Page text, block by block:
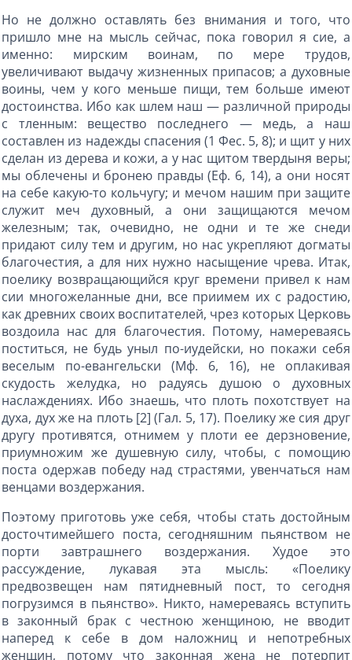
Но не должно оставлять без внимания и того, что
пришло мне на мысль сейчас, пока говорил я сие, а
именно: мирским воинам, по мере трудов,
увеличивают выдачу жизненных припасов; а духовные
воины, чем у кого меньше пищи, тем больше имеют
достоинства. Ибо как шлем наш — различной природы
с тленным: вещество последнего — медь, а наш
составлен из надежды спасения (1 Фес. 5, 8); и щит у них
сделан из дерева и кожи, а у нас щитом твердыня веры;
мы облечены и бронею правды (Еф. 6, 14), а они носят
на себе какую-то кольчугу; и мечом нашим при защите
служит меч духовный, а они защищаются мечом
железным; так, очевидно, не одни и те же снеди
придают силу тем и другим, но нас укрепляют догматы
благочестия, а для них нужно насыщение чрева. Итак,
поелику возвращающийся круг времени привел к нам
сии многожеланные дни, все приимем их с радостию,
как древних своих воспитателей, чрез которых Церковь
воздоила нас для благочестия. Потому, намереваясь
поститься, не будь уныл по-иудейски, но покажи себя
веселым по-евангельски (Мф. 6, 16), не оплакивая
скудость желудка, но радуясь душою о духовных
наслаждениях. Ибо знаешь, что плоть похотствует на
духа, дух же на плоть [2] (Гал. 5, 17). Поелику же сия друг
другу противятся, отнимем у плоти ее дерзновение,
приумножим же душевную силу, чтобы, с помощию
поста одержав победу над страстями, увенчаться нам
венцами воздержания.
Поэтому приготовь уже себя, чтобы стать достойным
досточтимейшего поста, сегодняшним пьянством не
порти завтрашнего воздержания. Худое это
рассуждение, лукавая эта мысль: «Поелику
предвозвещен нам пятидневный пост, то сегодня
погрузимся в пьянство». Никто, намереваясь вступить
в законный брак с честною женщиною, не вводит
наперед к себе в дом наложниц и непотребных
женщин, потому что законная жена не потерпит